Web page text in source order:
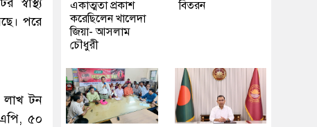
পরে
লাখ টন
৫০
একাত্মতা প্রকাশ
করেছিলেন খালেদা
জিয়া- আসলাম
চৌধুরী
বিতরন